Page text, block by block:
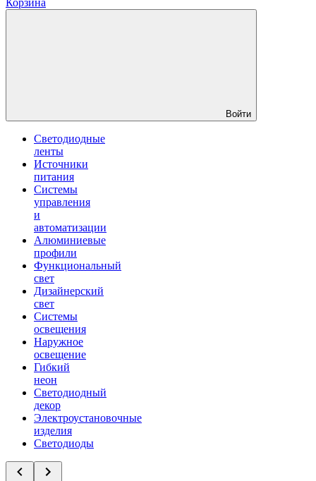
Корзина
Войти
Светодиодные
ленты
Источники
питания
Системы
управления
и
автоматизации
Алюминиевые
профили
Функциональный
свет
Дизайнерский
свет
Системы
освещения
Наружное
освещение
Гибкий
неон
Светодиодный
декор
Электроустановочные
изделия
Светодиоды